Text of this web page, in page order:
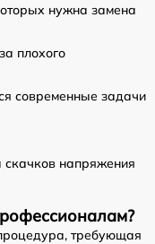
нужна замена
плохого
современные задачи
напряжения
требующая